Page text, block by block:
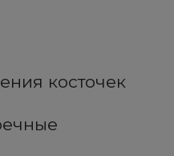
косточек